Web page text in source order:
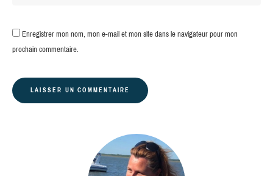
Enregistrer mon nom, mon e-mail et mon site dans le navigateur pour mon
prochain commentaire.